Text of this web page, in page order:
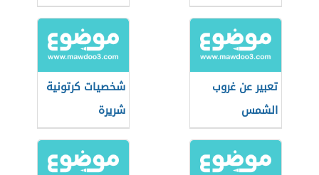
تعبير عن غروب
الشمس
شخصيات كرتونية
شريرة